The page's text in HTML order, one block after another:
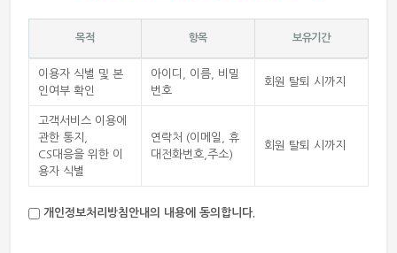
목적 항목 보유기간
이용자 식별 및 본
인여부 확인
아이디, 이름, 비밀
번호
회원 탈퇴 시까지
고객서비스 이용에
관한 통지,
CS대응을 위한 이
용자 식별
연락처 (이메일, 휴
대전화번호,주소)
회원 탈퇴 시까지
개인정보처리방침안내의 내용에 동의합니다.